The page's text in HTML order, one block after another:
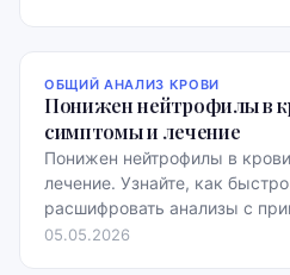
ОБЩИЙ АНАЛИЗ КРОВИ
Понижен нейтрофилы в
симптомы и лечение
Понижен нейтрофилы в
лечение. Узнайте, как
расшифровать анализы с
05.05.2026